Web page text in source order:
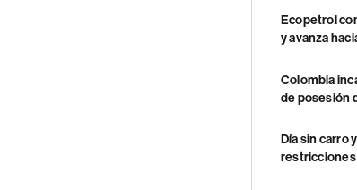
Ecopetrol
y avanza
Colombia
de posesión
Día sin carro
restricciones